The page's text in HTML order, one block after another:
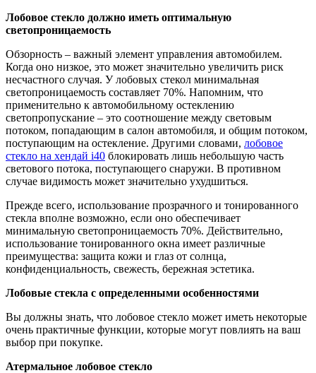
Лобовое стекло должно иметь оптимальную
светопроницаемость
Обзорность – важный элемент управления автомобилем.
Когда оно низкое, это может значительно увеличить риск
несчастного случая. У лобовых стекол минимальная
светопроницаемость составляет 70%. Напомним, что
применительно к автомобильному остеклению
светопропускание – это соотношение между световым
потоком, попадающим в салон автомобиля, и общим потоком,
поступающим на остекление. Другими словами, лобовое
стекло на хендай i40 блокировать лишь небольшую часть
светового потока, поступающего снаружи. В противном
случае видимость может значительно ухудшиться.
Прежде всего, использование прозрачного и тонированного
стекла вполне возможно, если оно обеспечивает
минимальную светопроницаемость 70%. Действительно,
использование тонированного окна имеет различные
преимущества: защита кожи и глаз от солнца,
конфиденциальность, свежесть, бережная эстетика.
Лобовые стекла с определенными особенностями
Вы должны знать, что лобовое стекло может иметь некоторые
очень практичные функции, которые могут повлиять на ваш
выбор при покупке.
Атермальное лобовое стекло